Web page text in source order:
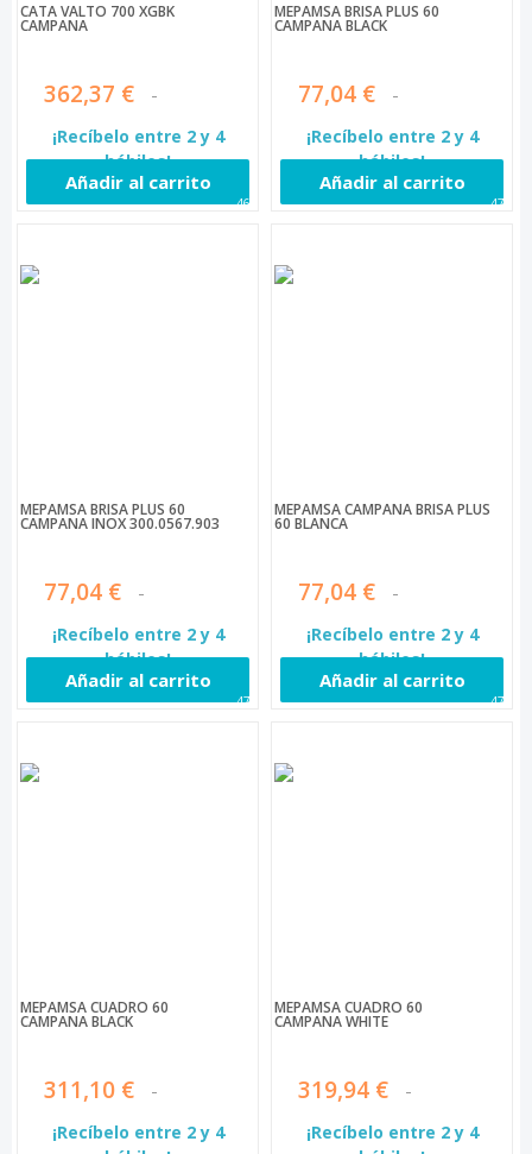
CATA VALTO 700 XGBK
CAMPANA
362,37 €
¡Recíbelo entre 2 y 4
hábiles!
Añadir al carrito
469
MEPAMSA BRISA PLUS 60
CAMPANA BLACK
77,04 €
¡Recíbelo entre 2 y 4
hábiles!
Añadir al carrito
470
MEPAMSA BRISA PLUS 60
CAMPANA INOX 300.0567.903
77,04 €
¡Recíbelo entre 2 y 4
hábiles!
Añadir al carrito
471
MEPAMSA CAMPANA BRISA PLUS
60 BLANCA
77,04 €
¡Recíbelo entre 2 y 4
hábiles!
Añadir al carrito
472
MEPAMSA CUADRO 60
CAMPANA BLACK
311,10 €
¡Recíbelo entre 2 y 4
MEPAMSA CUADRO 60
CAMPANA WHITE
319,94 €
¡Recíbelo entre 2 y 4